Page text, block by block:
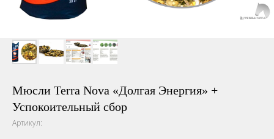
Мюсли Terra Nova «Долгая Энергия» +
Успокоительный сбор
Артикул: